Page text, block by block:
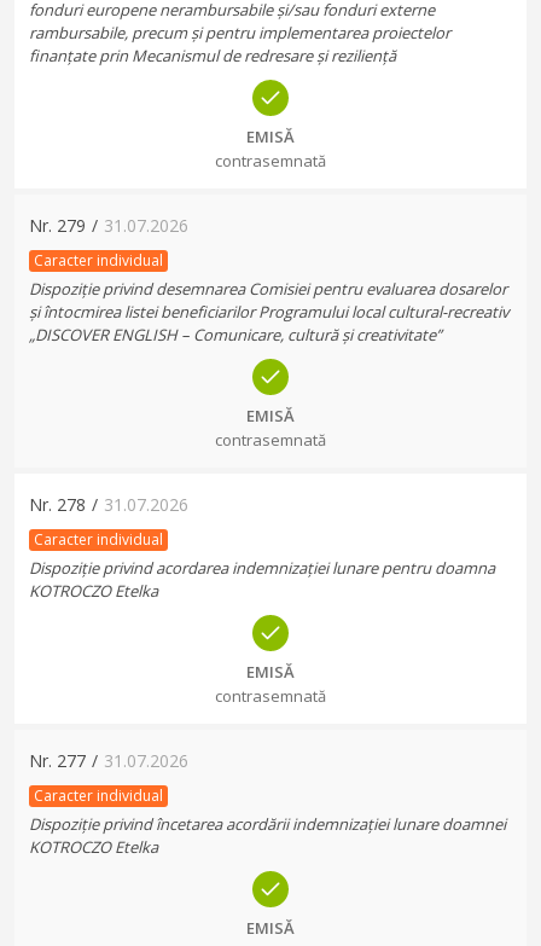
fonduri europene nerambursabile și/sau fonduri externe
rambursabile, precum și pentru implementarea proiectelor
finanțate prin Mecanismul de redresare și reziliență
EMISĂ
contrasemnată
Nr. 279 / 31.07.2026
Caracter individual
Dispoziție privind desemnarea Comisiei pentru evaluarea dosarelor
și întocmirea listei beneficiarilor Programului local cultural-recreativ
„DISCOVER ENGLISH – Comunicare, cultură și creativitate”
EMISĂ
contrasemnată
Nr. 278 / 31.07.2026
Caracter individual
Dispoziție privind acordarea indemnizației lunare pentru doamna
KOTROCZO Etelka
EMISĂ
contrasemnată
Nr. 277 / 31.07.2026
Caracter individual
Dispoziție privind încetarea acordării indemnizației lunare doamnei
KOTROCZO Etelka
EMISĂ